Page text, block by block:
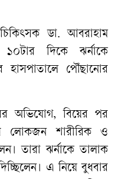
ডা. আবরাহাম
দিকে ঝর্নাকে
হাসপাতালে পৌঁছানোর
অভিযোগ, বিয়ের পর
লোকজন শারীরিক ও
তারা ঝর্নাকে তালাক
এ নিয়ে বুধবার